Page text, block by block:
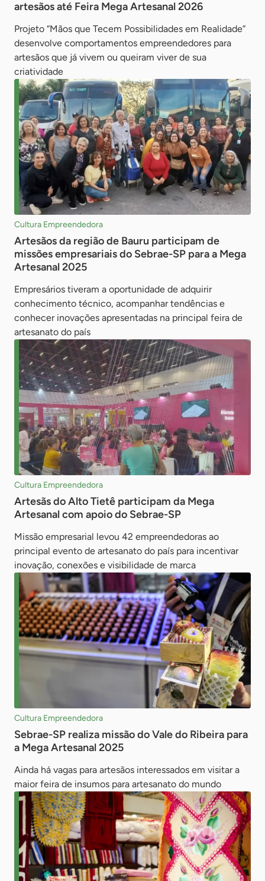
artesãos até Feira Mega Artesanal 2026
Projeto “Mãos que Tecem Possibilidades em Realidade”
desenvolve comportamentos empreendedores para
artesãos que já vivem ou queiram viver de sua
criatividade
Cultura Empreendedora
Artesãos da região de Bauru participam de
missões empresariais do Sebrae-SP para a Mega
Artesanal 2025
Empresários tiveram a oportunidade de adquirir
conhecimento técnico, acompanhar tendências e
conhecer inovações apresentadas na principal feira de
artesanato do país
Cultura Empreendedora
Artesãs do Alto Tietê participam da Mega
Artesanal com apoio do Sebrae-SP
Missão empresarial levou 42 empreendedoras ao
principal evento de artesanato do país para incentivar
inovação, conexões e visibilidade de marca
Cultura Empreendedora
Sebrae-SP realiza missão do Vale do Ribeira para
a Mega Artesanal 2025
Ainda há vagas para artesãos interessados em visitar a
maior feira de insumos para artesanato do mundo